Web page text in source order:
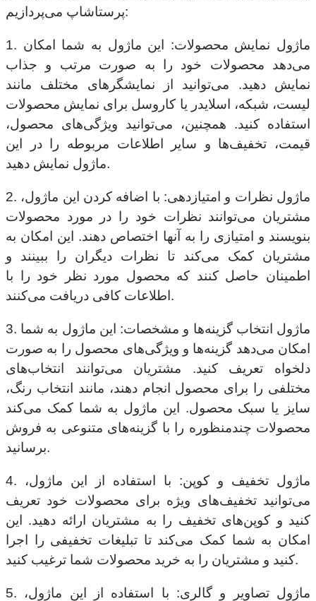
پرستاشاپ می‌پردازیم:
1. ماژول نمایش محصولات: این ماژول به شما امکان
می‌دهد محصولات خود را به صورت مرتب و جذاب
نمایش دهید. می‌توانید از نمایشگرهای مختلف مانند
لیست، شبکه، اسلایدر یا کاروسل برای نمایش محصولات
استفاده کنید. همچنین، می‌توانید ویژگی‌های محصول،
قیمت، تخفیف‌ها و سایر اطلاعات مربوطه را در این
ماژول نمایش دهید.
2. ماژول نظرات و امتیازدهی: با اضافه کردن این ماژول،
مشتریان می‌توانند نظرات خود را در مورد محصولات
بنویسند و امتیازی را به آنها اختصاص دهند. این امکان به
مشتریان کمک می‌کند تا نظرات دیگران را ببینند و
اطمینان حاصل کنند که محصول مورد نظر خود را با
اطلاعات کافی دریافت می‌کنند.
3. ماژول انتخاب گزینه‌ها و مشخصات: این ماژول به شما
امکان می‌دهد گزینه‌ها و ویژگی‌های محصول را به صورت
دلخواه تعریف کنید. مشتریان می‌توانند انتخاب‌های
مختلفی را برای محصول انجام دهند، مانند انتخاب رنگ،
سایز یا سبک محصول. این ماژول به شما کمک می‌کند
محصولات چندمنظوره را با گزینه‌های متنوعی به فروش
برسانید.
4. ماژول تخفیف و کوپن: با استفاده از این ماژول،
می‌توانید تخفیف‌های ویژه برای محصولات خود تعریف
کنید و کوپن‌های تخفیف را به مشتریان ارائه دهید. این
امکان به شما کمک می‌کند تا تبلیغات تخفیفی را اجرا
کنید و مشتریان را به خرید محصولات شما ترغیب کنید.
5. ماژول تصاویر و گالری: با استفاده از این ماژول،